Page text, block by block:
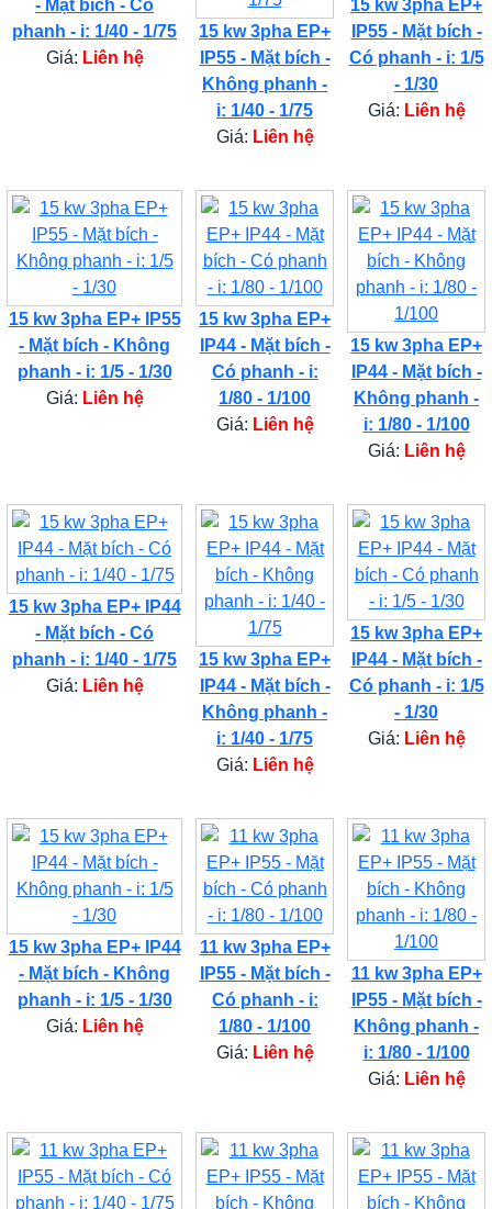
- Mặt bích - Có
phanh - i: 1/40 - 1/75
Giá: Liên hệ
15 kw 3pha EP+
IP55 - Mặt bích -
Không phanh -
i: 1/40 - 1/75
Giá: Liên hệ
15 kw 3pha EP+
IP55 - Mặt bích -
Có phanh - i: 1/5
- 1/30
Giá: Liên hệ
15 kw 3pha EP+ IP55
- Mặt bích - Không
phanh - i: 1/5 - 1/30
Giá: Liên hệ
15 kw 3pha EP+
IP44 - Mặt bích -
Có phanh - i:
1/80 - 1/100
Giá: Liên hệ
15 kw 3pha EP+
IP44 - Mặt bích -
Không phanh -
i: 1/80 - 1/100
Giá: Liên hệ
15 kw 3pha EP+ IP44
- Mặt bích - Có
phanh - i: 1/40 - 1/75
Giá: Liên hệ
15 kw 3pha EP+
IP44 - Mặt bích -
Không phanh -
i: 1/40 - 1/75
Giá: Liên hệ
15 kw 3pha EP+
IP44 - Mặt bích -
Có phanh - i: 1/5
- 1/30
Giá: Liên hệ
15 kw 3pha EP+ IP44
- Mặt bích - Không
phanh - i: 1/5 - 1/30
Giá: Liên hệ
11 kw 3pha EP+
IP55 - Mặt bích -
Có phanh - i:
1/80 - 1/100
Giá: Liên hệ
11 kw 3pha EP+
IP55 - Mặt bích -
Không phanh -
i: 1/80 - 1/100
Giá: Liên hệ